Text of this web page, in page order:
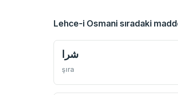
Lehce-i Osmani sıradaki
شرا
şıra